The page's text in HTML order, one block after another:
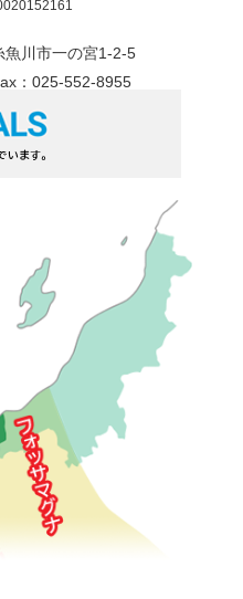
川市一の宮1-2-5
：025-552-8955